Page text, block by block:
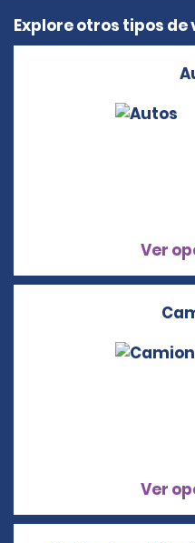
Explore otros tipos
Ver
Ver